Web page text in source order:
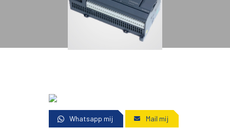
Whatsapp mij Mail mij